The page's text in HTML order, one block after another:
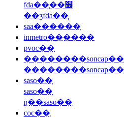
fda��֤��׼
��ʒfda��֤
saa������֤
inmetro��֤����
pvoc��֤
��������soncap��֤
��������soncap��֤
saso��֤
saso��֤
ɳ��saso��֤
coc��֤